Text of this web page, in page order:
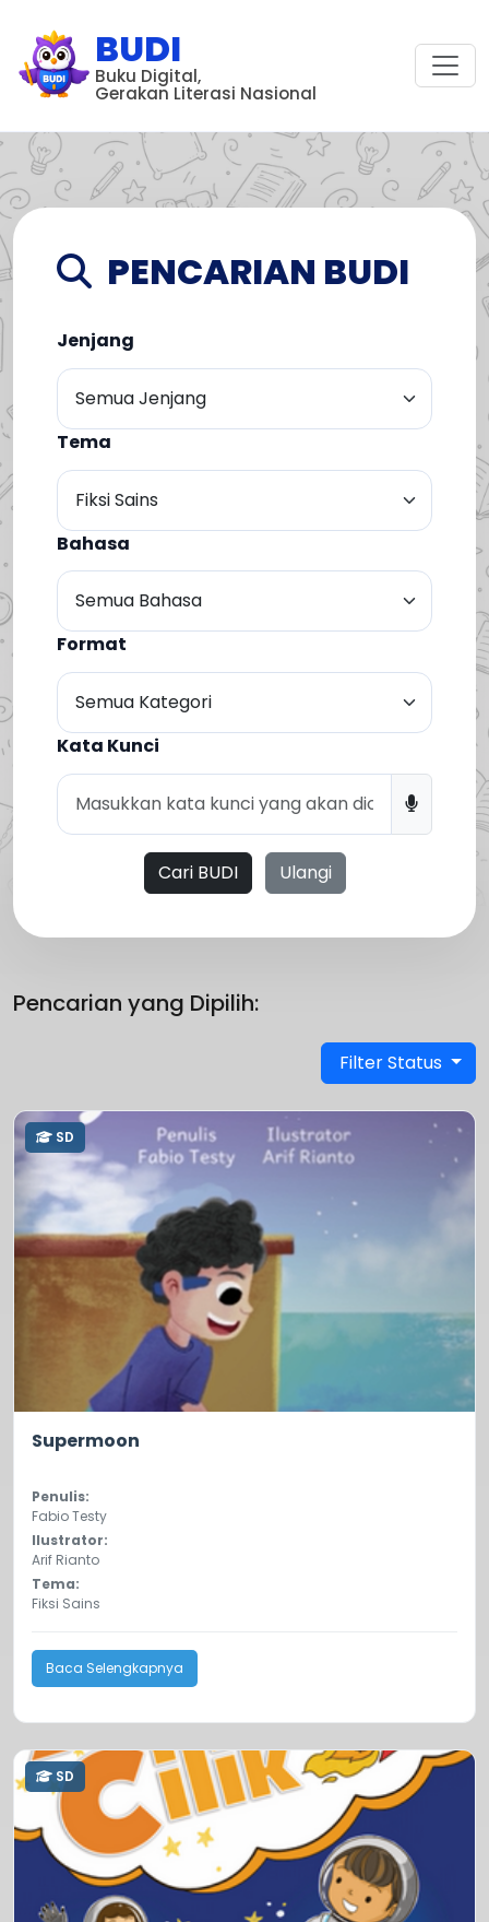
BUDI
Buku Digital,
Gerakan Literasi Nasional
PENCARIAN BUDI
Jenjang
Tema
Bahasa
Format
Kata Kunci
Cari BUDI Ulangi
Pencarian yang Dipilih:
Filter Status
SD
Supermoon
Penulis:
Fabio Testy
Ilustrator:
Arif Rianto
Tema:
Fiksi Sains
Baca Selengkapnya
SD